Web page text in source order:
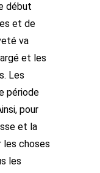
début
et de
va
et les
Les
période
pour
et la
les choses
les